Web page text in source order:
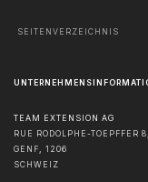
SEITENVERZEICHNIS
TEAM EXTENSION AG
RUE RODOLPHE-TOEPFFER 8,
GENF, 1206
SCHWEIZ